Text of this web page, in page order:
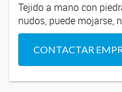
Tejido a mano con
nudos, puede mojarse,
CONTACTAR